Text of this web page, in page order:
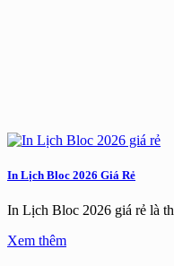
In Lịch Bloc 2026 Giá Rẻ
In Lịch Bloc 2026 giá rẻ là
Xem thêm